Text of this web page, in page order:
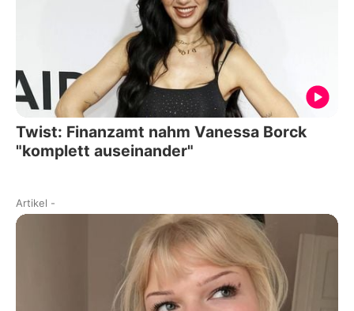
Twist: Finanzamt nahm Vanessa Borck
"komplett auseinander"
Artikel -